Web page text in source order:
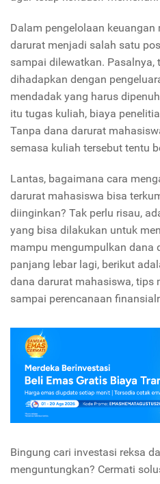
Dalam pengelolaan
darurat menjadi salah satu
sampai dilewatkan.
dihadapkan dengan
mendadak yang harus
itu tugas kuliah, biaya
Tanpa dana darurat
semasa kuliah tersebut tentu
Lantas, bagaimana cara
darurat mahasiswa bisa
diinginkan? Tak perlu risau,
yang bisa dilakukan untuk
mampu mengumpulkan dana
panjang lebar lagi, berikut
dana darurat mahasiswa, tips
sampai perencanaan
Bingung cari investasi reksa
menguntungkan? Cermati